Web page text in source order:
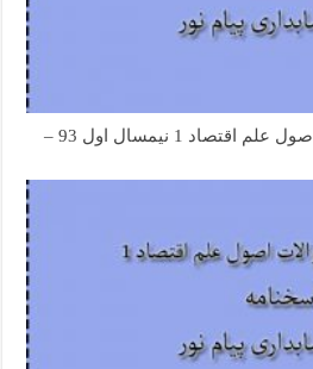
دانلود رایگان نمونه سوال اصول علم اقتصاد 1 نیمسال اول 93 –